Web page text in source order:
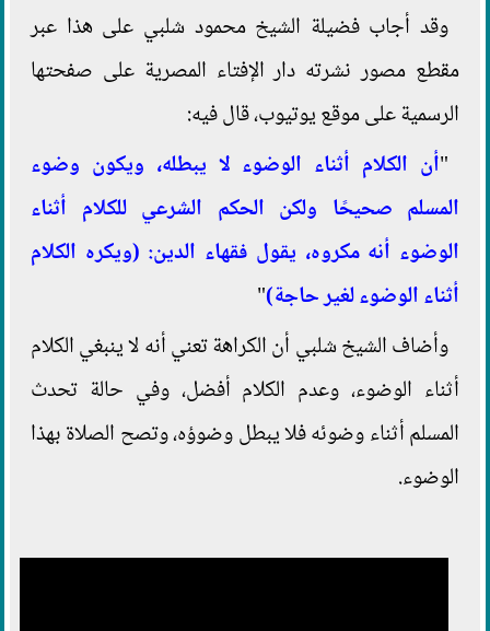
وقد أجاب فضيلة الشيخ محمود شلبي على هذا عبر
مقطع مصور نشرته دار الإفتاء المصرية على صفحتها
الرسمية على موقع يوتيوب، قال فيه:
"أن الكلام أثناء الوضوء لا يبطله، ويكون وضوء
المسلم صحيحًا ولكن الحكم الشرعي للكلام أثناء
الوضوء أنه مكروه، يقول فقهاء الدين: (ويكره الكلام
أثناء الوضوء لغير حاجة)"
وأضاف الشيخ شلبي أن الكراهة تعني أنه لا ينبغي الكلام
أثناء الوضوء، وعدم الكلام أفضل، وفي حالة تحدث
المسلم أثناء وضوئه فلا يبطل وضوؤه، وتصح الصلاة بهذا
الوضوء.